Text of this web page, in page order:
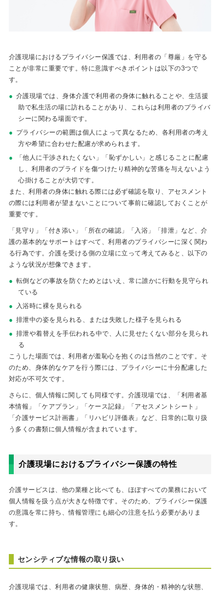
介護現場におけるプライバシー保護では、利用者の「尊厳」を守る
ことが非常に重要です。特に意識すべきポイントは以下の3つで
す。
介護現場では、身体介護で利用者の身体に触れることや、生活援
助で私生活の場に訪れることがあり、これらは利用者のプライバ
シーに関わる場面です。
プライバシーの範囲は個人によって異なるため、各利用者の考え
方や希望に合わせた配慮が求められます。
「他人に干渉されたくない」「恥ずかしい」と感じることに配慮
し、利用者のプライドを傷つけたり精神的な苦痛を与えないよう
心掛けることが大切です。
また、利用者の身体に触れる際には必ず確認を取り、アセスメント
の際には利用者が望まないことについて事前に確認しておくことが
重要です。
「見守り」「付き添い」「所在の確認」「入浴」「排泄」など、介
護の基本的なサポートはすべて、利用者のプライバシーに深く関わ
る行為です。介護を受ける側の立場に立って考えてみると、以下の
ような状況が想像できます。
転倒などの事故を防ぐためとはいえ、常に誰かに行動を見守られ
ている
入浴時に裸を見られる
排泄中の姿を見られる、または失敗した様子を見られる
排泄や着替えを手伝われる中で、人に見せたくない部分を見られ
る
こうした場面では、利用者が羞恥心を抱くのは当然のことです。そ
のため、身体的なケアを行う際には、プライバシーに十分配慮した
対応が不可欠です。
さらに、個人情報に関しても同様です。介護現場では、「利用者基
本情報」「ケアプラン」「ケース記録」「アセスメントシート」
「介護サービス計画書」「リハビリ評価表」など、日常的に取り扱
う多くの書類に個人情報が含まれています。
介護現場におけるプライバシー保護の特性
介護サービスは、他の業種と比べても、ほぼすべての業務において
個人情報を扱う点が大きな特徴です。そのため、プライバシー保護
の意識を常に持ち、情報管理にも細心の注意を払う必要がありま
す。
センシティブな情報の取り扱い
介護現場では、利用者の健康状態、病歴、身体的・精神的な状態、